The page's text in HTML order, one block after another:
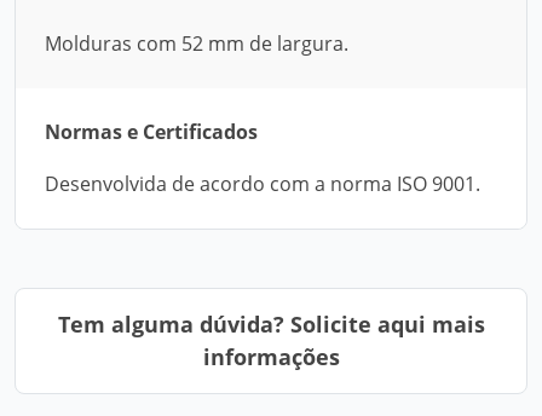
Molduras com 52 mm de largura.
Normas e Certificados
Desenvolvida de acordo com a norma ISO 9001.
Tem alguma dúvida? Solicite aqui mais
informações